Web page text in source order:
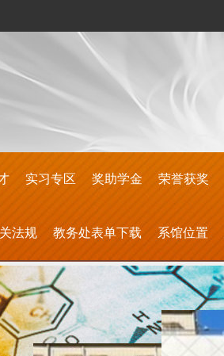
实习专区 奖助学金 荣誉获奖
法规 教务处表单下载 系馆位置